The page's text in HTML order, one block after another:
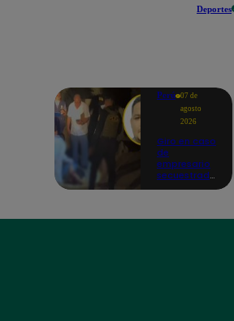
Deportes
Perú 07 de
agosto
2026
Giro en caso
de
empresario
secuestrado
cuentas